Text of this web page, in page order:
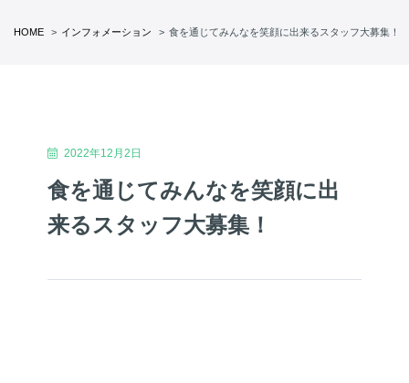
HOME インフォメーション 食を通じてみんなを笑顔に出来るスタッフ大募集！
2022年12月2日
食を通じてみんなを笑顔に出
来るスタッフ大募集！